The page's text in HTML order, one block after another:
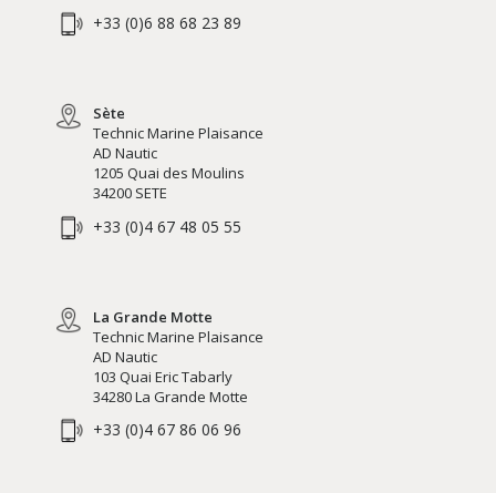
+33 (0)6 88 68 23 89
Sète
Technic Marine Plaisance
AD Nautic
1205 Quai des Moulins
34200 SETE
+33 (0)4 67 48 05 55
La Grande Motte
Technic Marine Plaisance
AD Nautic
103 Quai Eric Tabarly
34280 La Grande Motte
+33 (0)4 67 86 06 96